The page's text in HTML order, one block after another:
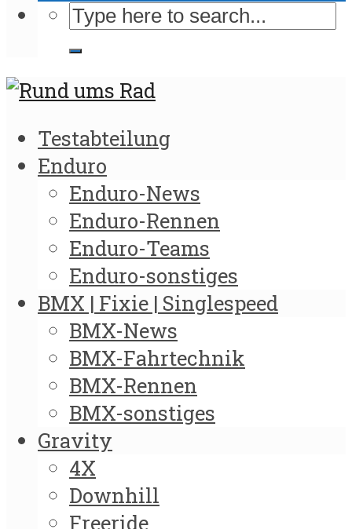
Testabteilung
Enduro
Enduro-News
Enduro-Rennen
Enduro-Teams
Enduro-sonstiges
BMX | Fixie | Singlespeed
BMX-News
BMX-Fahrtechnik
BMX-Rennen
BMX-sonstiges
Gravity
4X
Downhill
Freeride